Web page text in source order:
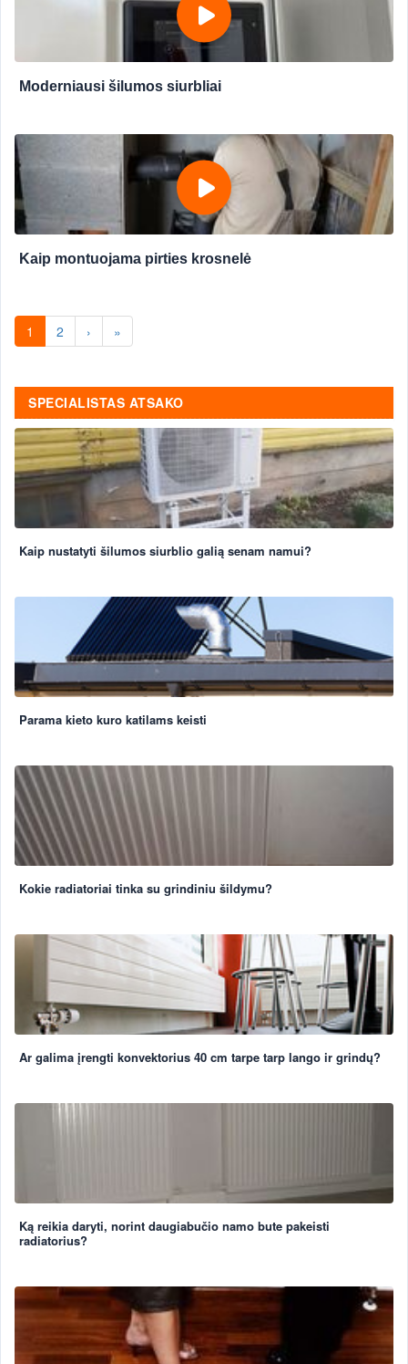
Moderniausi šilumos siurbliai
Kaip montuojama pirties krosnelė
1 2 › »
SPECIALISTAS ATSAKO
Kaip nustatyti šilumos siurblio galią senam namui?
Parama kieto kuro katilams keisti
Kokie radiatoriai tinka su grindiniu šildymu?
Ar galima įrengti konvektorius 40 cm tarpe tarp lango ir grindų?
Ką reikia daryti, norint daugiabučio namo bute pakeisti
radiatorius?